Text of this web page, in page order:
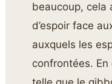
beaucoup, cela
d’espoir face
auxquels les
confrontées. En